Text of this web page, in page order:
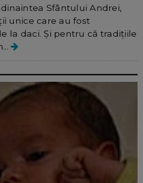
Sfântului Andrei,
unice care au fost
la daci. Și pentru că tradițiile